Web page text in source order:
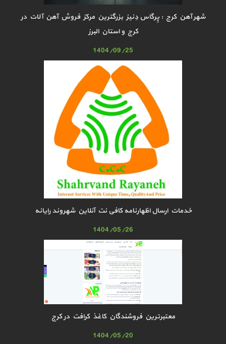
شهر آهن کرج : پِرگاس دِنیز بزرگترین مرکز فروش آهن آلات در
کرج و استان البرز
1404/09/25
خدمات ارسال اظهارنامه کافی نت آنلاین شهروند رایانه
1404/05/26
معتبرترین فروشندگان کاغذ کرافت در کرج
1404/05/20